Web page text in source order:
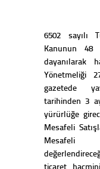
6502 sayılı
Kanunun
dayanılarak
Yönetmeliği
gazetede
tarihinden 3
yürürlüğe
Mesafeli
Mesafeli
ticaret